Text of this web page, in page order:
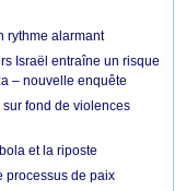
rythme alarmant
Israël entraîne un risque
– nouvelle enquête
fond de violences
et la riposte
processus de paix